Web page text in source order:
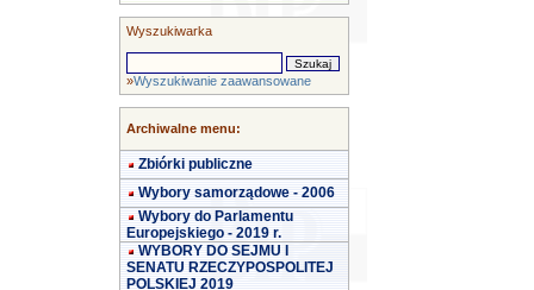
Wyszukiwarka
»Wyszukiwanie zaawansowane
Archiwalne menu:
Zbiórki publiczne
Wybory samorządowe - 2006
Wybory do Parlamentu
Europejskiego - 2019 r.
WYBORY DO SEJMU I
SENATU RZECZYPOSPOLITEJ
POLSKIEJ 2019